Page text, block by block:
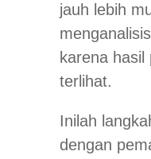
jauh lebih
karena
terlihat.
Inilah
dengan